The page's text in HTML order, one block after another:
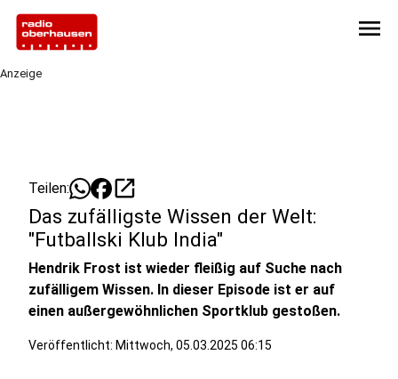
menu
Anzeige
Teilen: open_in_new
Das zufälligste Wissen der Welt:
"Futballski Klub India"
Hendrik Frost ist wieder fleißig auf Suche nach
zufälligem Wissen. In dieser Episode ist er auf
einen außergewöhnlichen Sportklub gestoßen.
Veröffentlicht: Mittwoch, 05.03.2025 06:15